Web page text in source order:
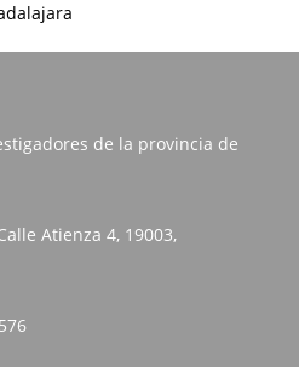
de la provincia de
Atienza 4, 19003,